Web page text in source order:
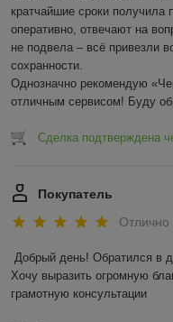
кратчайшие сроки
оперативно, отвечают на
не подвела – всё привезли
сохранности.
Однозначно рекомендую
отличным сервисом! Буду
Сделка подтверждена
Покупатель
Отлично
Добрый день! Обратился в
Хочу выразить огромную
грамотную консультации